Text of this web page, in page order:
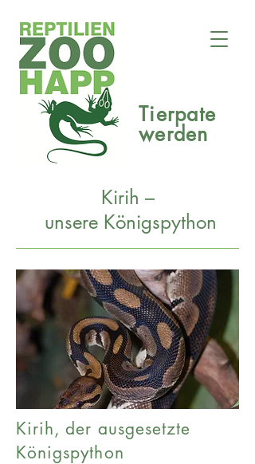
Tierpate
werden
Kirih –
unsere Königspython
Kirih, der ausgesetzte
Königspython